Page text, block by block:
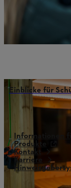
Einblicke für
Informationen
Produkte
Kontakt
Karriere